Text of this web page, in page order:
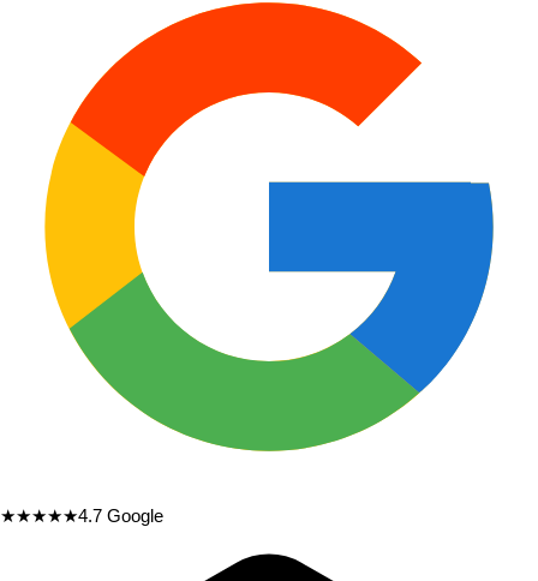
★★★★★4.7 Google